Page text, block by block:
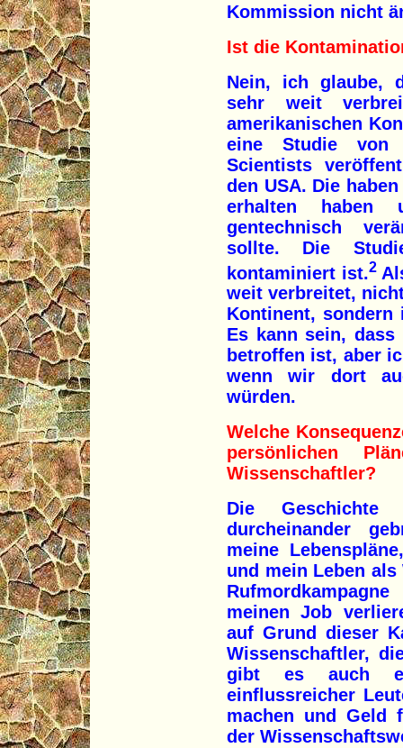
Kommission nicht
Ist die
Nein, ich glaube,
sehr weit
amerikanischen
eine Studie von
Scientists
den USA. Die
erhalten haben
gentechnisch
sollte. Die
kontaminiert ist.2
weit verbreitet,
Kontinent,
Es kann sein,
betroffen ist, aber
wenn wir dort
würden.
Welche
persönlichen
Wissenschaftler?
Die
durcheinander
meine
und mein Leben
meinen Job
auf Grund dieser
Wissenschaftler,
gibt es auch
einflussreicher
machen und Geld
der